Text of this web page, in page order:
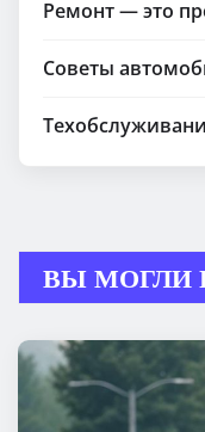
Ремонт — это
Советы
ВЫ МОГЛИ